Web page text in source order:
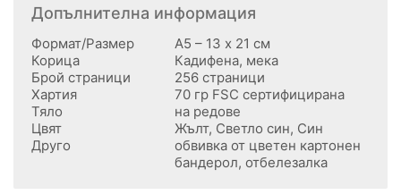
Допълнителна информация
Формат/Размер
А5 – 13 х 21 см
Корица
Кадифена, мека
Брой страници
256 страници
Хартия
70 гр FSC сертифицирана
Тяло
на редове
Цвят
Жълт, Светло син, Син
Друго
обвивка от цветен картонен
бандерол, отбелезалка